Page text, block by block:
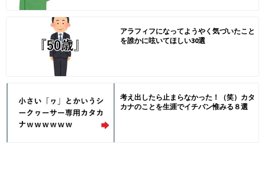
アラフィフになってようやく気づいたこと
を誰かに呟いてほしい30選
考え出したら止まらなかった！（笑）カタ
カナのことを生涯でイチバン惟みる８選